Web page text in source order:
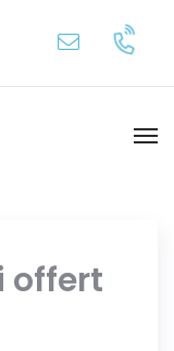
offert